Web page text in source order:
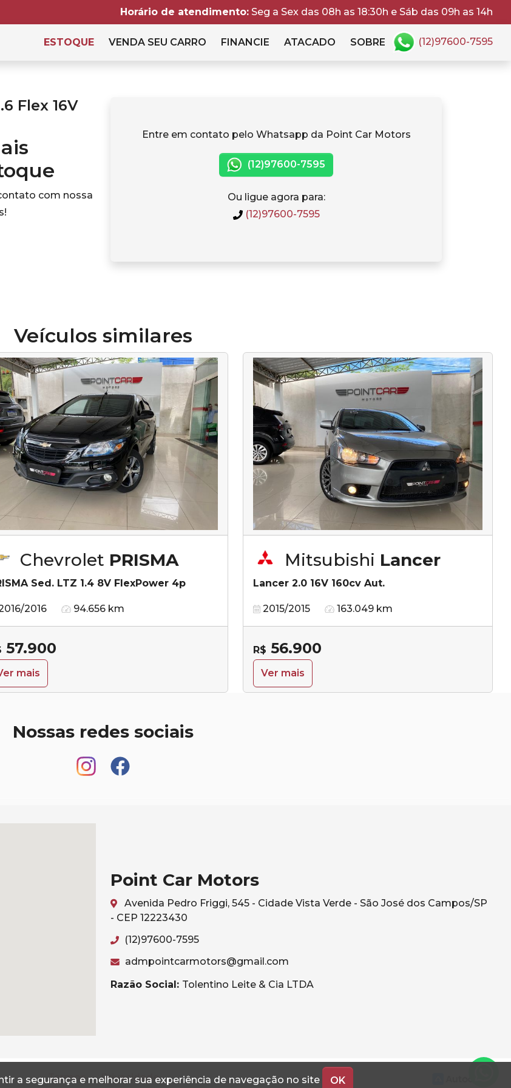
a segurança e melhorar sua experiência de navegação no site OK
Horário de atendimento: Seg a Sex das 08h as 18:30h e Sáb das 09h as 14h
ESTOQUE VENDA SEU CARRO FINANCIE ATACADO SOBRE (12)97600-7595
Flex 16V
com nossa
Entre em contato pelo Whatsapp da Point Car Motors
(12)97600-7595
Ou ligue agora para:
(12)97600-7595
Veículos similares
Chevrolet PRISMA
Sed. LTZ 1.4 8V FlexPower 4p
2016 94.656 km
57.900
mais
Mitsubishi Lancer
Lancer 2.0 16V 160cv Aut.
2015/2015 163.049 km
R$ 56.900
Ver mais
Nossas redes sociais
Point Car Motors
Avenida Pedro Friggi, 545 - Cidade Vista Verde - São José dos Campos/SP
- CEP 12223430
(12)97600-7595
admpointcarmotors@gmail.com
Razão Social: Tolentino Leite & Cia LTDA
Termos Privacidade